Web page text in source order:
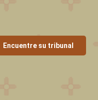
Encuentre su tribunal